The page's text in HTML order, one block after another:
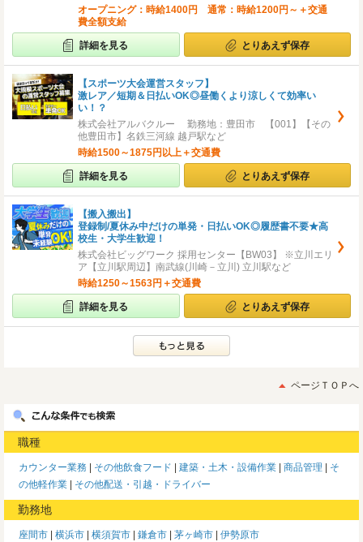
オープニング：時給1400円 通常：時給1200円～＋交通
費全額支給
詳細を見る とりあえず保存
【スポーツ大会運営スタッフ】
激レア／短期＆日払いOK◎昼働くより涼しくて効率い
い！？
株式会社アルバクルー 勤務地：豊田市 【001】【その
他豊田市】名鉄三河線 越戸駅など
時給1500～1875円以上＋交通費
詳細を見る とりあえず保存
【搬入搬出】
登録制/夏休み中だけの単発・日払いOK◎履歴書不要★高
校生・大学生歓迎！
株式会社ビッグワーク 採用センター【BW03】 ※立川エリ
ア【立川駅周辺】南武線(川崎－立川) 立川駅など
時給1250～1563円＋交通費
詳細を見る とりあえず保存
ページＴＯＰへ
職種
カウンター業務 その他飲食フード 建築・土木・設備作業 商品管理
そ
の他軽作業
その他配送・引越・ドライバー
勤務地
座間市 横浜市 横須賀市 鎌倉市 茅ヶ崎市 伊勢原市